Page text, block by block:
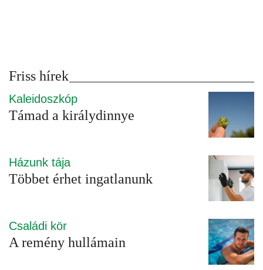
Friss hírek
Kaleidoszkóp
Támad a királydinnye
Házunk tája
Többet érhet ingatlanunk
Családi kör
A remény hullámain